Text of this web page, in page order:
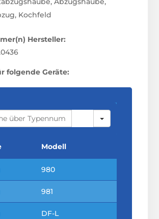
Kochfeld
Hersteller:
folgende Geräte:
Modell
980
981
DF-L